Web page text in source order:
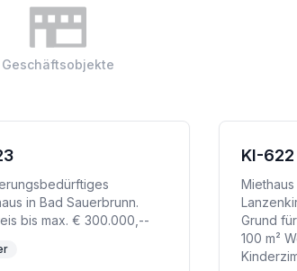
Geschäftsobjekte
in Bad Sauerbrunn.
bis max. € 300.000,--
KI-622
Grund
100 m²